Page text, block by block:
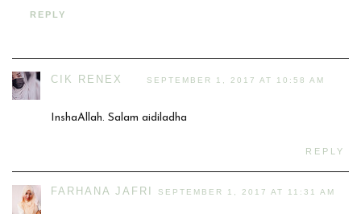
REPLY
CIK RENEX SEPTEMBER 1, 2017 AT 10:58 AM
InshaAllah. Salam aidiladha
REPLY
FARHANA JAFRI SEPTEMBER 1, 2017 AT 11:31 AM